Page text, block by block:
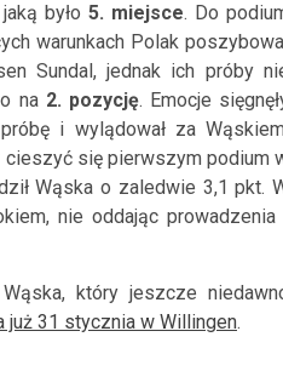
było 5. miejsce. Do
warunkach Polak
Sundal, jednak ich próby
na2. pozycję. Emocje
i wylądował za
cieszyć się pierwszym podium
Wąska o zaledwie 3,1 pkt.
nie oddając prowadzenia
który jeszcze
już 31 stycznia w Willingen.